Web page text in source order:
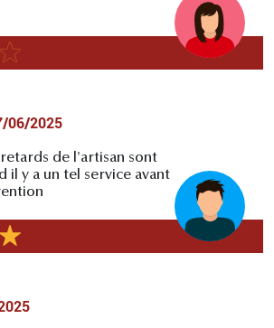
06/2025
retards de l'artisan sont
il y a un tel service avant